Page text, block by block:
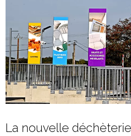
La nouvelle